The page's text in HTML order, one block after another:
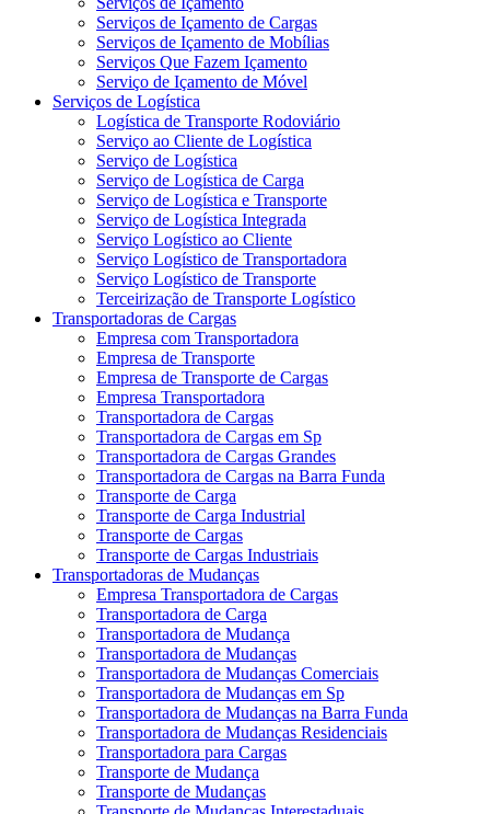
Serviços de Içamento de Cargas
Serviços de Içamento de Mobílias
Serviços Que Fazem Içamento
Serviço de Içamento de Móvel
Serviços de Logística
Logística de Transporte Rodoviário
Serviço ao Cliente de Logística
Serviço de Logística
Serviço de Logística de Carga
Serviço de Logística e Transporte
Serviço de Logística Integrada
Serviço Logístico ao Cliente
Serviço Logístico de Transportadora
Serviço Logístico de Transporte
Terceirização de Transporte Logístico
Transportadoras de Cargas
Empresa com Transportadora
Empresa de Transporte
Empresa de Transporte de Cargas
Empresa Transportadora
Transportadora de Cargas
Transportadora de Cargas em Sp
Transportadora de Cargas Grandes
Transportadora de Cargas na Barra Funda
Transporte de Carga
Transporte de Carga Industrial
Transporte de Cargas
Transporte de Cargas Industriais
Transportadoras de Mudanças
Empresa Transportadora de Cargas
Transportadora de Carga
Transportadora de Mudança
Transportadora de Mudanças
Transportadora de Mudanças Comerciais
Transportadora de Mudanças em Sp
Transportadora de Mudanças na Barra Funda
Transportadora de Mudanças Residenciais
Transportadora para Cargas
Transporte de Mudança
Transporte de Mudanças